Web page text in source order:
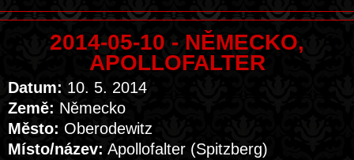
2014-05-10 - NĚMECKO,
APOLLOFALTER
Datum: 10. 5. 2014
Země: Německo
Město: Oberodewitz
Místo/název: Apollofalter (Spitzberg)